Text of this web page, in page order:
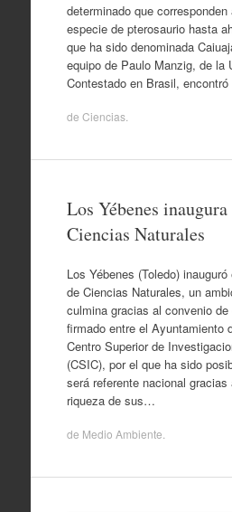
determinado que
especie de pterosaurio hasta
que ha sido denominada
equipo de Paulo Manzig, de la
Contestado en Brasil,
de Ciencias.
Los Yébenes
Ciencias Naturales
Los Yébenes (Toledo)
de Ciencias Naturales, un
culmina gracias al convenio de
firmado entre el Ayuntamiento
Centro Superior de
(CSIC), por el que ha sido
será referente nacional
riqueza de sus…
de Medio Ambiente